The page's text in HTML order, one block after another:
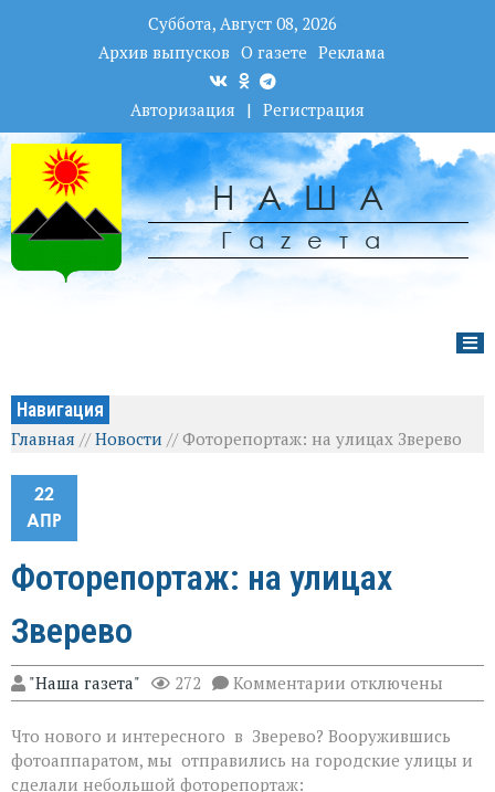
Суббота, Август 08, 2026
Архив выпусков О газете Реклама
Авторизация | Регистрация
НАША
Гаzета
Навигация
Главная //Новости //Фоторепортаж: на улицах Зверево
22
АПР
Фоторепортаж: на улицах
Зверево
"Наша газета" 272 Комментарии к
записи
на
улицах
Зверево
отключены
Что нового и интересного в Зверево? Вооружившись
фотоаппаратом, мы отправились на городские улицы и
сделали небольшой фоторепортаж: